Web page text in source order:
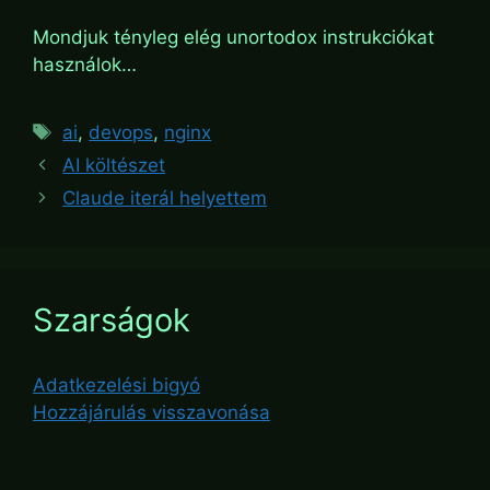
Mondjuk tényleg elég unortodox instrukciókat
használok…
Tags
ai, devops, nginx
AI költészet
Claude iterál helyettem
Szarságok
Adatkezelési bigyó
Hozzájárulás visszavonása